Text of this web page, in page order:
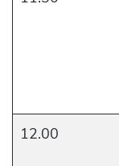
12.00